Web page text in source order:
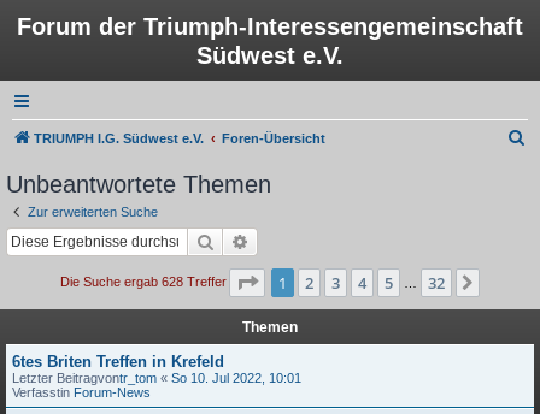
Forum der Triumph-Interessengemeinschaft
Südwest e.V.
TRIUMPH I.G. Südwest e.V. Foren-Übersicht
Unbeantwortete Themen
Zur erweiterten Suche
Suche
Die Suche ergab 628 Treffer Seite 1von 32
1 2 3 4 5 32
Themen
6tes Briten Treffen in Krefeld
Letzter Beitragvontr_tom « So 10. Jul 2022, 10:01
Verfasstin Forum-News